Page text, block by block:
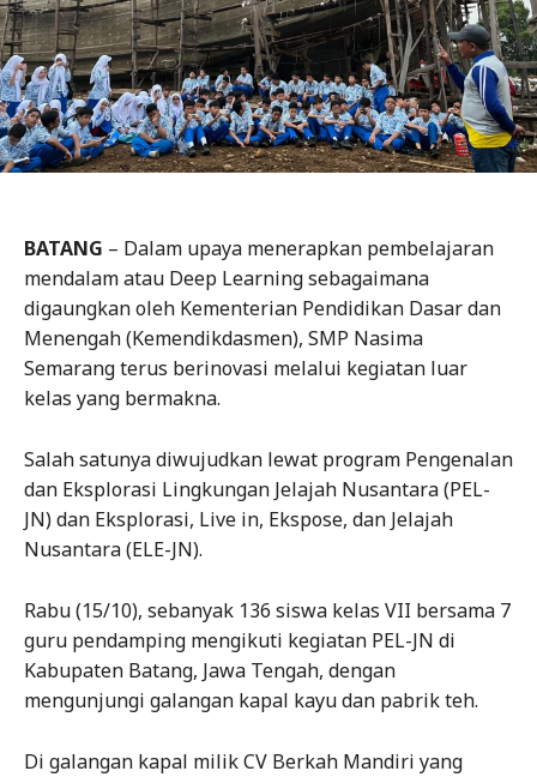
BATANG – Dalam upaya menerapkan pembelajaran
mendalam atau Deep Learning sebagaimana
digaungkan oleh Kementerian Pendidikan Dasar dan
Menengah (Kemendikdasmen), SMP Nasima
Semarang terus berinovasi melalui kegiatan luar
kelas yang bermakna.
Salah satunya diwujudkan lewat program Pengenalan
dan Eksplorasi Lingkungan Jelajah Nusantara (PEL-
JN) dan Eksplorasi, Live in, Ekspose, dan Jelajah
Nusantara (ELE-JN).
Rabu (15/10), sebanyak 136 siswa kelas VII bersama 7
guru pendamping mengikuti kegiatan PEL-JN di
Kabupaten Batang, Jawa Tengah, dengan
mengunjungi galangan kapal kayu dan pabrik teh.
Di galangan kapal milik CV Berkah Mandiri yang